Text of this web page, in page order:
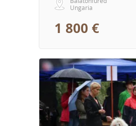
Ungaria
1 800 €